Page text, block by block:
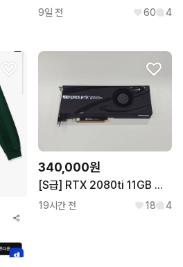
9일 전 60 4
340,000원
[S급] RTX 2080ti 11GB 고성능 그래픽카드
19시간 전 18 4